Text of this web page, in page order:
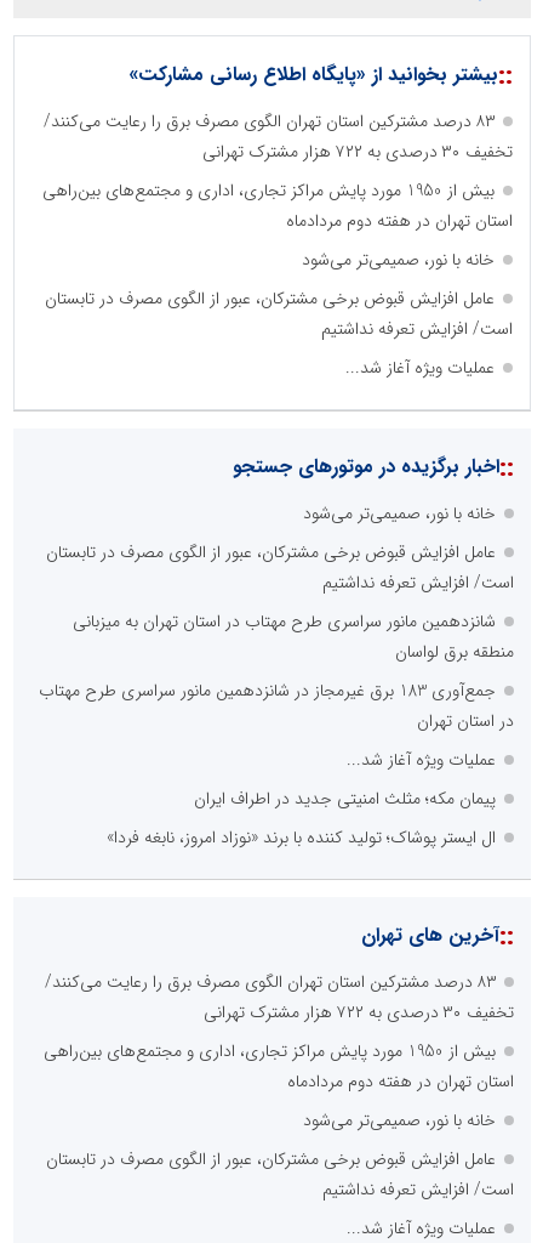
::بیشتر بخوانید از «پایگاه اطلاع رسانی مشارکت»
۸۳ درصد مشترکین استان تهران الگوی مصرف برق را رعایت می‌کنند/
تخفیف ۳۰ درصدی به ۷۲۲ هزار مشترک تهرانی
بیش از 1950 مورد پایش مراکز تجاری، اداری و مجتمع‌های بین‌راهی
استان تهران در هفته دوم مردادماه
خانه با نور، صمیمی‌تر می‌شود
عامل افزایش قبوض برخی مشترکان، عبور از الگوی مصرف در تابستان
است/ افزایش تعرفه نداشتیم
عملیات ویژه آغاز شد...
::اخبار برگزیده در موتورهای جستجو
خانه با نور، صمیمی‌تر می‌شود
عامل افزایش قبوض برخی مشترکان، عبور از الگوی مصرف در تابستان
است/ افزایش تعرفه نداشتیم
شانزدهمین مانور سراسری طرح مهتاب در استان تهران به میزبانی
منطقه برق لواسان
جمع‌آوری 183 برق غیرمجاز در شانزدهمین مانور سراسری طرح مهتاب
در استان تهران
عملیات ویژه آغاز شد...
پیمان مکه؛ مثلث امنیتی جدید در اطراف ایران
ال ایستر پوشاک؛ تولید کننده با برند «نوزاد امروز، نابغه فردا»
::آخرین های تهران
۸۳ درصد مشترکین استان تهران الگوی مصرف برق را رعایت می‌کنند/
تخفیف ۳۰ درصدی به ۷۲۲ هزار مشترک تهرانی
بیش از 1950 مورد پایش مراکز تجاری، اداری و مجتمع‌های بین‌راهی
استان تهران در هفته دوم مردادماه
خانه با نور، صمیمی‌تر می‌شود
عامل افزایش قبوض برخی مشترکان، عبور از الگوی مصرف در تابستان
است/ افزایش تعرفه نداشتیم
عملیات ویژه آغاز شد...